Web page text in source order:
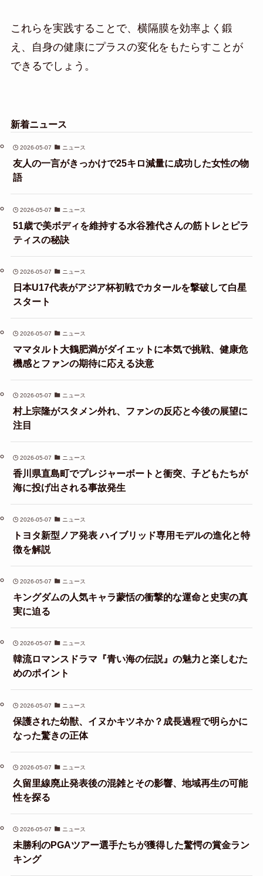
これらを実践することで、横隔膜を効率よく鍛
え、自身の健康にプラスの変化をもたらすことが
できるでしょう。
新着ニュース
2026-05-07 ニュース
友人の一言がきっかけで25キロ減量に成功した女性の物
語
2026-05-07 ニュース
51歳で美ボディを維持する水谷雅代さんの筋トレとピラ
ティスの秘訣
2026-05-07 ニュース
日本U17代表がアジア杯初戦でカタールを撃破して白星
スタート
2026-05-07 ニュース
ママタルト大鶴肥満がダイエットに本気で挑戦、健康危
機感とファンの期待に応える決意
2026-05-07 ニュース
村上宗隆がスタメン外れ、ファンの反応と今後の展望に
注目
2026-05-07 ニュース
香川県直島町でプレジャーボートと衝突、子どもたちが
海に投げ出される事故発生
2026-05-07 ニュース
トヨタ新型ノア発表 ハイブリッド専用モデルの進化と特
徴を解説
2026-05-07 ニュース
キングダムの人気キャラ蒙恬の衝撃的な運命と史実の真
実に迫る
2026-05-07 ニュース
韓流ロマンスドラマ『青い海の伝説』の魅力と楽しむた
めのポイント
2026-05-07 ニュース
保護された幼獣、イヌかキツネか？成長過程で明らかに
なった驚きの正体
2026-05-07 ニュース
久留里線廃止発表後の混雑とその影響、地域再生の可能
性を探る
2026-05-07 ニュース
未勝利のPGAツアー選手たちが獲得した驚愕の賞金ラン
キング